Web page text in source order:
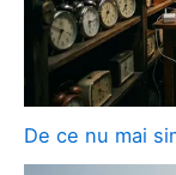
De ce nu mai